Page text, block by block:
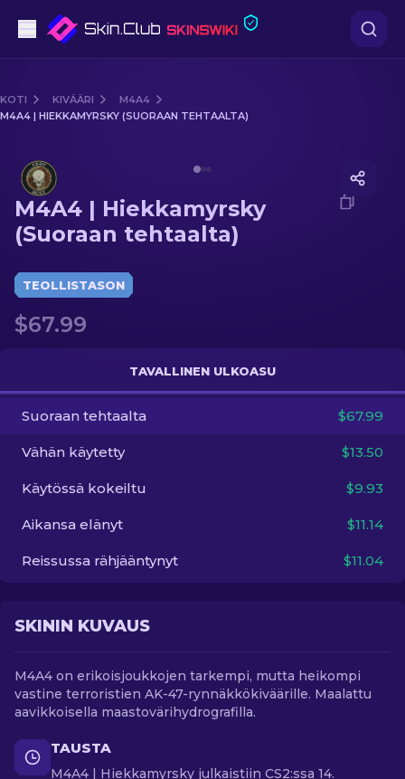
Keskitaso
Kivääri
Tarkka-ampuja
Hanska
Muut
FI
KOTI KIVÄÄRI
M4A4
M4A4 | HIEKKAMYRSKY (SUORAAN TEHTAALTA)
M4A4 | Hiekkamyrsky
(Suoraan tehtaalta)
TEOLLISTASON
$67.99
TAVALLINEN ULKOASU
Suoraan tehtaalta $67.99
Vähän käytetty $13.50
Käytössä kokeiltu $9.93
Aikansa elänyt $11.14
Reissussa rähjääntynyt $11.04
SKININ KUVAUS
M4A4 on erikoisjoukkojen tarkempi, mutta heikompi
vastine terroristien AK-47-rynnäkkökiväärille. Maalattu
aavikkoisella maastovärihydrografilla.
TAUSTA
M4A4 | Hiekkamyrsky julkaistiin CS2:ssa 14.